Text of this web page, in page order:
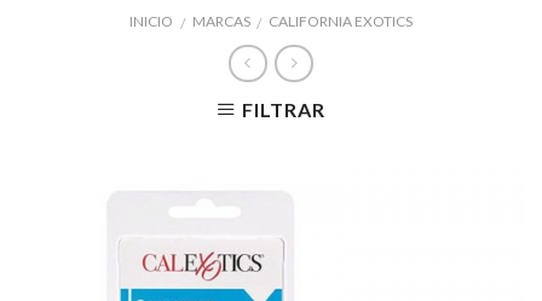
INICIO / MARCAS / CALIFORNIA EXOTICS
FILTRAR